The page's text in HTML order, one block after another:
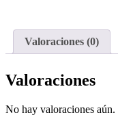
Valoraciones (0)
Valoraciones
No hay valoraciones aún.